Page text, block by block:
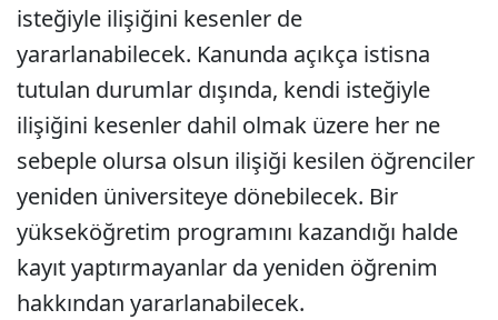
isteğiyle ilişiğini kesenler de
yararlanabilecek. Kanunda açıkça istisna
tutulan durumlar dışında, kendi isteğiyle
ilişiğini kesenler dahil olmak üzere her ne
sebeple olursa olsun ilişiği kesilen öğrenciler
yeniden üniversiteye dönebilecek. Bir
yükseköğretim programını kazandığı halde
kayıt yaptırmayanlar da yeniden öğrenim
hakkından yararlanabilecek.